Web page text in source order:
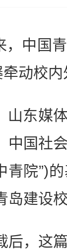
中国青
牵动校
东媒体
中国社
青院”)
岛建设
，这篇